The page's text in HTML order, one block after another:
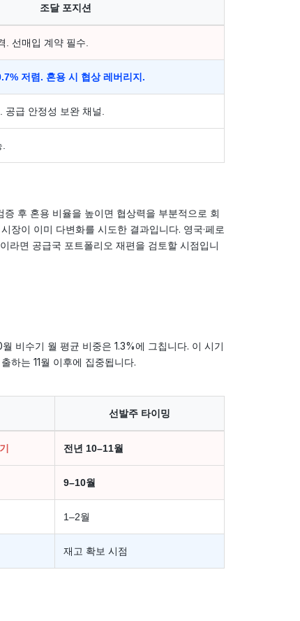
조달 포지션
. 선매입 계약 필수.
저렴. 혼용 시 협상 레버리지.
급 안정성 보완 채널.
후 혼용 비율을 높이면 협상력을 부분적으로 회
이 이미 다변화를 시도한 결과입니다. 영국·페로
라면 공급국 포트폴리오 재편을 검토할 시점입니
비수기 월 평균 비중은 1.3%에 그칩니다. 이 시기
하는 11월 이후에 집중됩니다.
선발주 타이밍
전년 10–11월
9–10월
1–2월
재고 확보 시점